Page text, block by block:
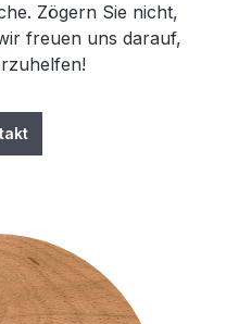
Zögern Sie nicht,
freuen uns darauf,